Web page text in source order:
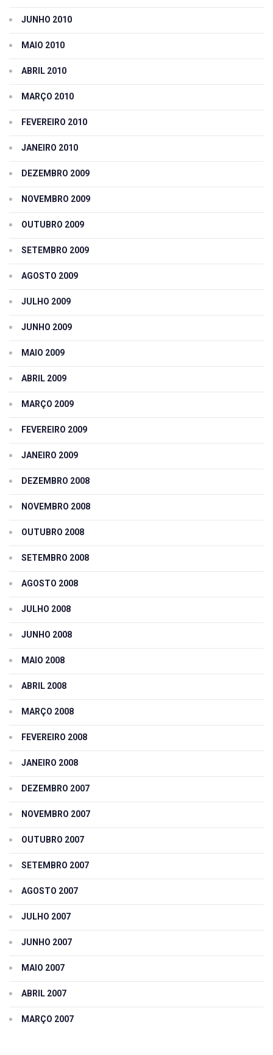
JUNHO 2010
MAIO 2010
ABRIL 2010
MARÇO 2010
FEVEREIRO 2010
JANEIRO 2010
DEZEMBRO 2009
NOVEMBRO 2009
OUTUBRO 2009
SETEMBRO 2009
AGOSTO 2009
JULHO 2009
JUNHO 2009
MAIO 2009
ABRIL 2009
MARÇO 2009
FEVEREIRO 2009
JANEIRO 2009
DEZEMBRO 2008
NOVEMBRO 2008
OUTUBRO 2008
SETEMBRO 2008
AGOSTO 2008
JULHO 2008
JUNHO 2008
MAIO 2008
ABRIL 2008
MARÇO 2008
FEVEREIRO 2008
JANEIRO 2008
DEZEMBRO 2007
NOVEMBRO 2007
OUTUBRO 2007
SETEMBRO 2007
AGOSTO 2007
JULHO 2007
JUNHO 2007
MAIO 2007
ABRIL 2007
MARÇO 2007